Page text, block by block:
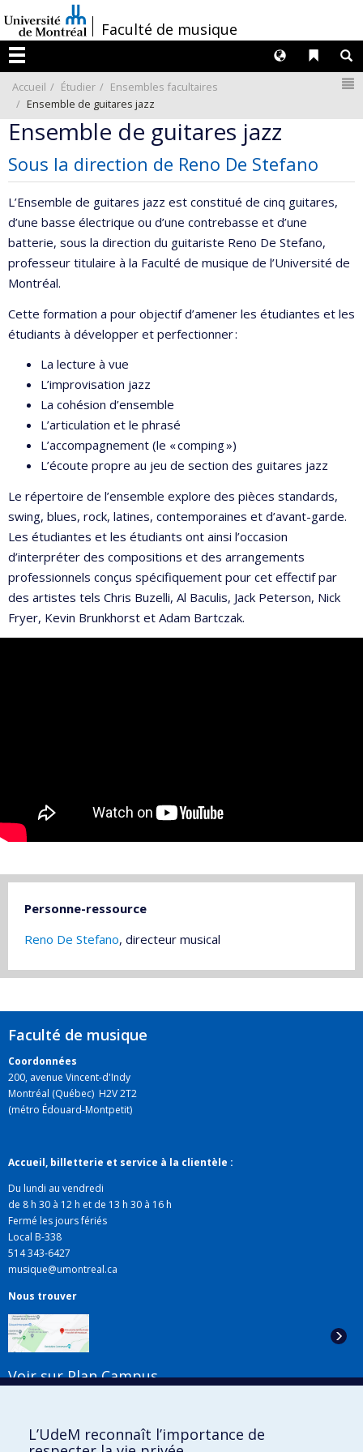
au
contenu
/Faculté de musique
Menu
Liens
Langues
Accueil Étudier
Ensembles facultaires
Ensemble de guitares jazz
Ensemble de guitares jazz
Sous la direction de Reno De Stefano
L’Ensemble de guitares jazz est constitué de cinq guitares,
d’une basse électrique ou d’une contrebasse et d’une
batterie, sous la direction du guitariste Reno De Stefano,
professeur titulaire à la Faculté de musique de l’Université de
Montréal.
Cette formation a pour objectif d’amener les étudiantes et les
étudiants à développer et perfectionner :
La lecture à vue
L’improvisation jazz
La cohésion d’ensemble
L’articulation et le phrasé
L’accompagnement (le « comping »)
L’écoute propre au jeu de section des guitares jazz
Le répertoire de l’ensemble explore des pièces standards,
swing, blues, rock, latines, contemporaines et d’avant-garde.
Les étudiantes et les étudiants ont ainsi l’occasion
d’interpréter des compositions et des arrangements
professionnels conçus spécifiquement pour cet effectif par
des artistes tels Chris Buzelli, Al Baculis, Jack Peterson, Nick
Fryer, Kevin Brunkhorst et Adam Bartczak.
Personne-ressource
Reno De Stefano, directeur musical
Faculté de musique
Coordonnées
200, avenue Vincent-d'Indy
Montréal (Québec) H2V 2T2
(métro Édouard-Montpetit)
Accueil, billetterie et service à la clientèle :
Du lundi au vendredi
de 8 h 30 à 12 h et de 13 h 30 à 16 h
Fermé les jours fériés
Local B-338
514 343-6427
musique@umontreal.ca
Nous trouver
Voir sur Plan Campus
L’UdeM reconnaît l’importance de